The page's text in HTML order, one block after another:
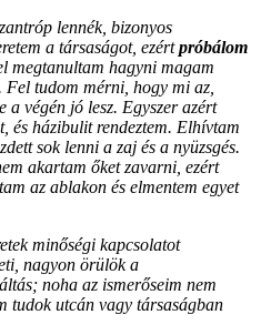
lennék, bizonyos
a társaságot, ezértpróbálom
megtanultam hagyni magam
tudom mérni, hogy mi az,
a végén jó lesz. Egyszer azért
és házibulit rendeztem. Elhívtam
sok lenni a zaj és a nyüzsgés.
akartam őket zavarni, ezért
az ablakon és elmentem egyet
minőségi kapcsolatot
nagyon örülök a
noha az ismerőseim nem
tudok utcán vagy társaságban